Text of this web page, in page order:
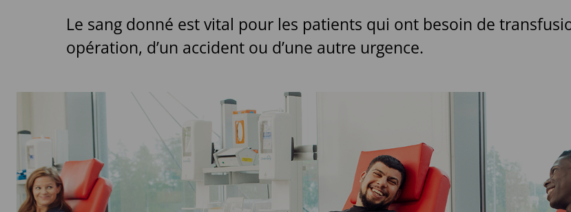
Le sang donné est vital pour les patients qui ont besoin de
opération, d’un accident ou d’une autre urgence.